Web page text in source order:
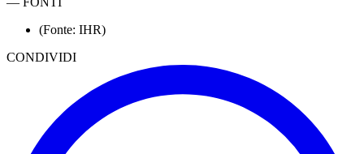
(Fonte: IHR)
CONDIVIDI